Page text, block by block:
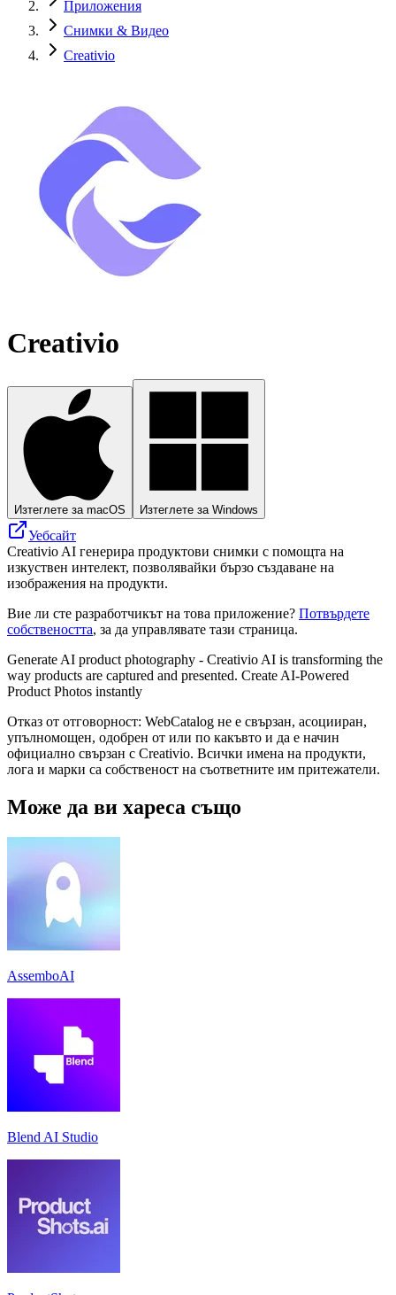
Приложения
Снимки & Видео
Creativio
Creativio
Изтеглете за macOS Изтеглете за Windows
Уебсайт
Creativio AI генерира продуктови снимки с помощта на
изкуствен интелект, позволявайки бързо създаване на
изображения на продукти.
Вие ли сте разработчикът на това приложение? Потвърдете
собствеността, за да управлявате тази страница.
Generate AI product photography - Creativio AI is transforming the
way products are captured and presented. Create AI-Powered
Product Photos instantly
Отказ от отговорност: WebCatalog не е свързан, асоцииран,
упълномощен, одобрен от или по какъвто и да е начин
официално свързан с Creativio. Всички имена на продукти,
лога и марки са собственост на съответните им притежатели.
Може да ви хареса също
AssemboAI
Blend AI Studio